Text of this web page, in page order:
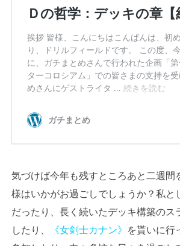
気づけば今年も残すところあと二週間
様はいかがお過ごしでしょうか？私と
だったり、長く続いたデッキ構築のス
したり、
《女剣士カナン》 を貰いに行